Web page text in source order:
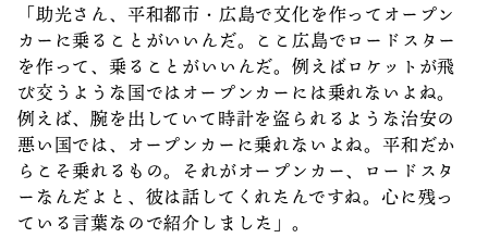
「助光さん、平和都市・広島で文化を作ってオープン
カーに乗ることがいいんだ。ここ広島でロードスター
を作って、乗ることがいいんだ。例えばロケットが飛
び交うような国ではオープンカーには乗れないよね。
例えば、腕を出していて時計を盗られるような治安の
悪い国では、オープンカーに乗れないよね。平和だか
らこそ乗れるもの。それがオープンカー、ロードスタ
ーなんだよと、彼は話してくれたんですね。心に残っ
ている言葉なので紹介しました」。